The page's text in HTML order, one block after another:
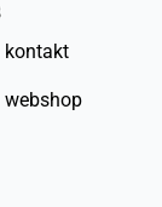
kontakt
webshop